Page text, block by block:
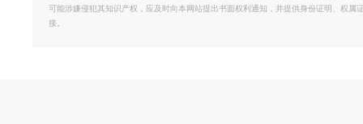
可能涉嫌侵犯其知识产权，应及时向本网站提出书面权利通知，并提供身份证明、权
接。